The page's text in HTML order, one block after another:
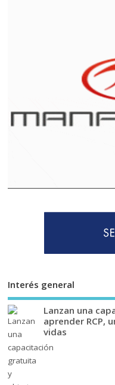
Interés general
Lanzan una
aprender RCP,
vidas